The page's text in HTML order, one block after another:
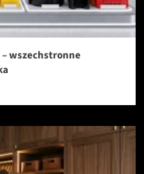
wszechstronne